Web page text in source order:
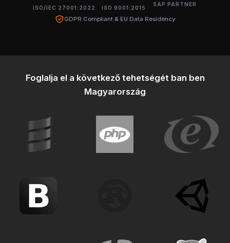
ISO/IEC 27001:2022 ISO 9001:2015
SAP PARTNER
GDPR Compliant & EU Data Residency
Foglalja el a következő tehetségét ban ben
Magyarország